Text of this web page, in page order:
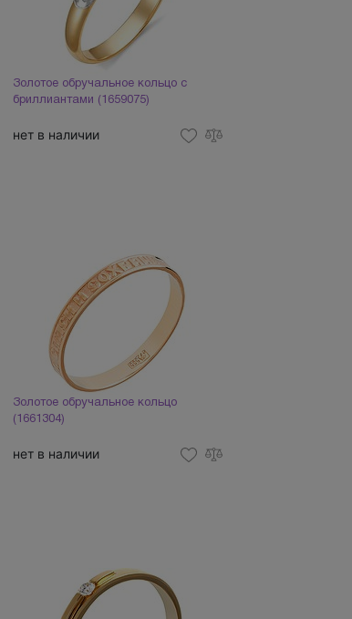
Золотое обручальное кольцо с
бриллиантами (1659075)
нет в наличии
Золотое обручальное кольцо
(1661304)
нет в наличии